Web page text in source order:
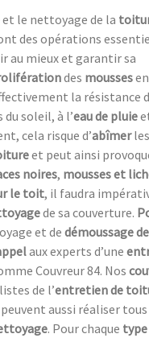
et le nettoyage de la
des opérations
au mieux et garantir sa
des mousses
la résistance
du soleil, à l’eau de pluie
cela risque d’abîmerles
et peut ainsi
noires, mousses et
le toit, il faudra
de sa couverture.
et de démoussage de
aux experts d’une
Couvreur 84. Nos
de l’entretien de
aussi réaliser
. Pour chaque type